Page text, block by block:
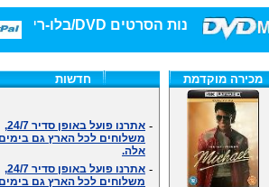
חנות הסרטים DVD/בלו-ריי/3D הגדולה ביותר!
מכירה מוקדמת חדשות
משלוחים לכל הארץ גם בימים
אלה.
משלוחים לכל הארץ גם בימים
אלה.